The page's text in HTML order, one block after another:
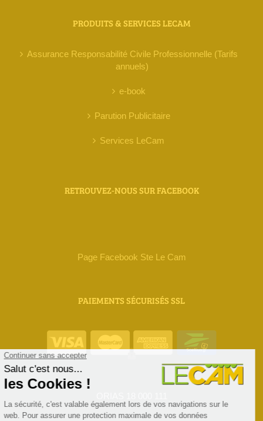
PRODUITS & SERVICES LECAM
Assurance Responsabilité Civile Professionnelle (Tarifs
annuels)
e-book
Parution Publicitaire
Services LeCam
RETROUVEZ-NOUS SUR FACEBOOK
Page Facebook Ste Le Cam
PAIEMENTS SÉCURISÉS SSL